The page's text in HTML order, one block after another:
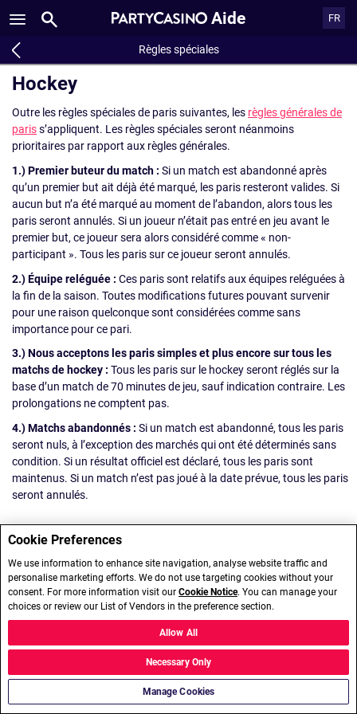
Aide FR
Règles spéciales
Hockey
Outre les règles spéciales de paris suivantes, les règles générales de
pariss’appliquent. Les règles spéciales seront néanmoins
prioritaires par rapport aux règles générales.
1.) Premier buteur du match : Si un match est abandonné après
qu’un premier but ait déjà été marqué, les paris resteront valides. Si
aucun but n’a été marqué au moment de l’abandon, alors tous les
paris seront annulés. Si un joueur n’était pas entré en jeu avant le
premier but, ce joueur sera alors considéré comme « non-
participant ». Tous les paris sur ce joueur seront annulés.
2.) Équipe reléguée : Ces paris sont relatifs aux équipes reléguées à
la fin de la saison. Toutes modifications futures pouvant survenir
pour une raison quelconque sont considérées comme sans
importance pour ce pari.
3.) Nous acceptons les paris simples et plus encore sur tous les
matchs de hockey : Tous les paris sur le hockey seront réglés sur la
base d’un match de 70 minutes de jeu, sauf indication contraire. Les
prolongations ne comptent pas.
4.) Matchs abandonnés : Si un match est abandonné, tous les paris
seront nuls, à l’exception des marchés qui ont été déterminés sans
condition. Si un résultat officiel est déclaré, tous les paris sont
maintenus. Si un match n’est pas joué à la date prévue, tous les paris
seront annulés.
Cookie Preferences
We use information to enhance site navigation, analyse website traffic and
personalise marketing efforts. We do not use targeting cookies without your
consent. For more information visit our Cookie Notice. You can manage your
choices or review our List of Vendors in the preference section.
Manage Cookies
Necessary Only
Allow All